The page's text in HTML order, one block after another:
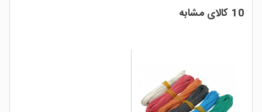
10 کالای مشابه